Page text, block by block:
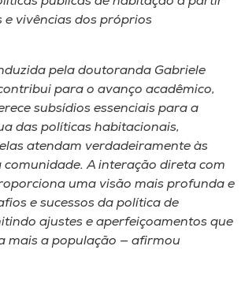
e vivências dos próprios
pela doutoranda Gabriele
para o avanço acadêmico,
subsídios essenciais para a
das políticas habitacionais,
atendam verdadeiramente às
comunidade. A interação direta com
uma visão mais profunda e
e sucessos da política de
ajustes e aperfeiçoamentos que
mais a população — afirmou